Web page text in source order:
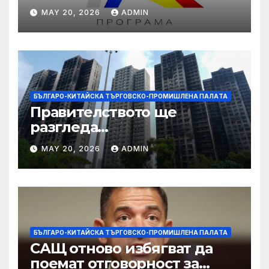
даде възможност на
работниците с увреждания
MAY 20, 2026 ADMIN
БЪЛГАРО-КИТАЙСКА ТЪРГОВСКО-ПРОМИШЛЕНА ПАЛAТА
Правителството ще
разгледа
застрахователните
претенции на Wang Fuk
Court по план за обратно
изкупуване: Хоп
MAY 20, 2026 ADMIN
БЪЛГАРО-КИТАЙСКА ТЪРГОВСКО-ПРОМИШЛЕНА ПАЛAТА
САЩ отново избягват да
поемат отговорност за